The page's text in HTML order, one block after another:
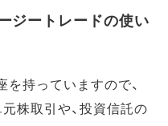
ートレードの使い
を持っていますので、
株取引や、投資信託の